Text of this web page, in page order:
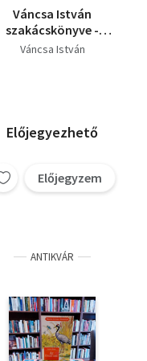
Váncsa István
szakácskönyve -
Ezeregy+ recept
Váncsa István
Előjegyezhető
Előjegyzem
ANTIKVÁR